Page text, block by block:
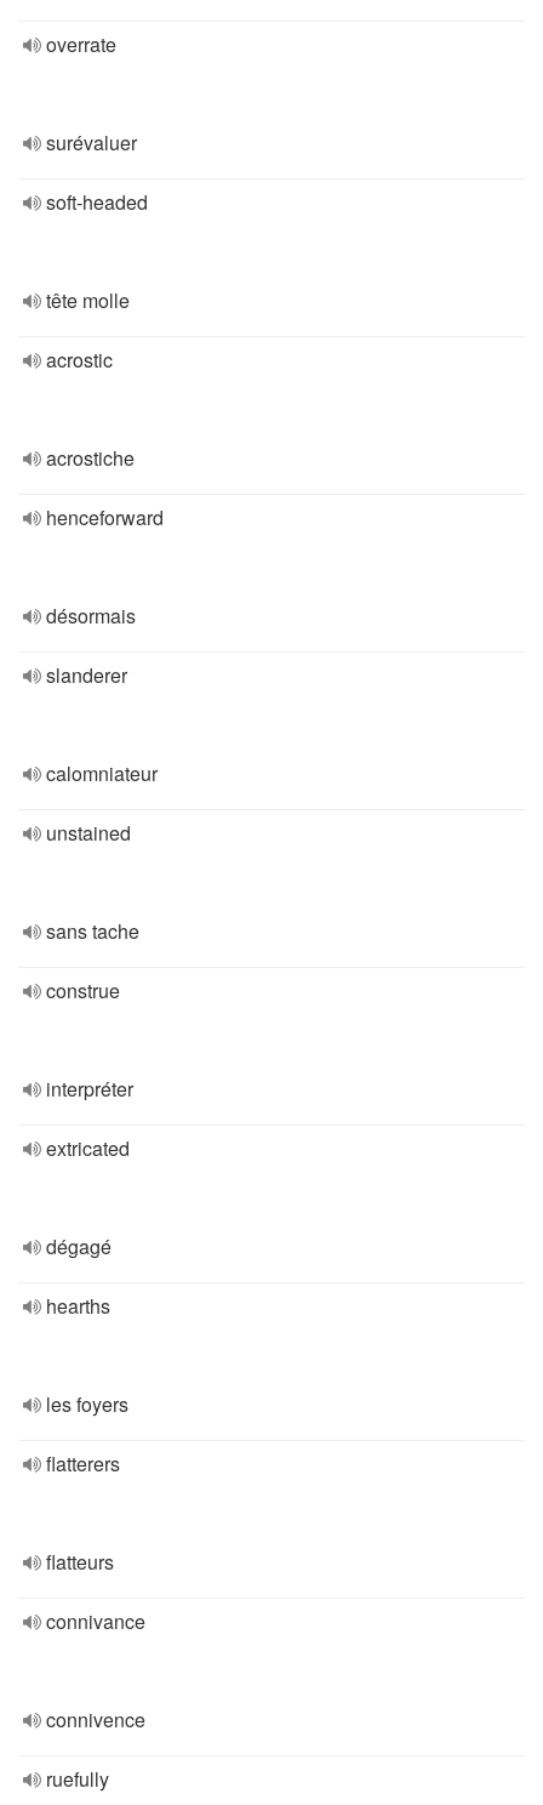
overrate
surévaluer
soft-headed
tête molle
acrostic
acrostiche
henceforward
désormais
slanderer
calomniateur
unstained
sans tache
construe
interpréter
extricated
dégagé
hearths
les foyers
flatterers
flatteurs
connivance
connivence
ruefully